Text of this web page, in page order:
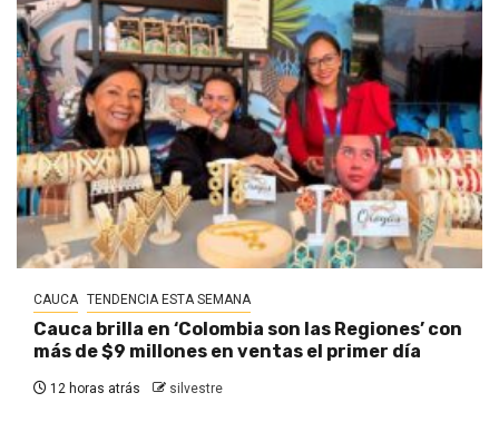
CAUCA TENDENCIA ESTA SEMANA
Cauca brilla en ‘Colombia son las Regiones’ con
más de $9 millones en ventas el primer día
12 horas atrás silvestre